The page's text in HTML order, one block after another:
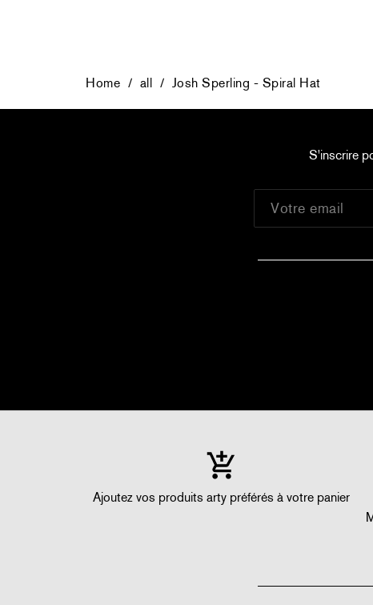
Home / all / Josh Sperling - Spiral Hat
S'inscrire
Ajoutez vos produits arty préférés à votre panier